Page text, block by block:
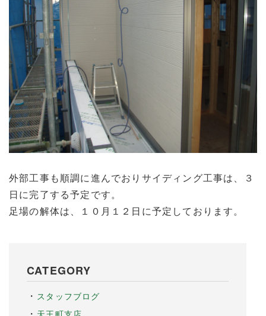
外部工事も順調に進んでおりサイディング工事は、３
日に完了する予定です。
足場の解体は、１０月１２日に予定しております。
CATEGORY
スタッフブログ
天王町支店